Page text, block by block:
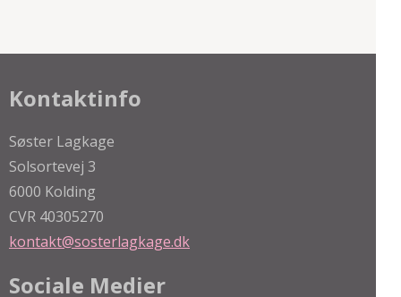
Kontaktinfo
Søster Lagkage
Solsortevej 3
6000 Kolding
CVR 40305270
kontakt@sosterlagkage.dk
Sociale Medier